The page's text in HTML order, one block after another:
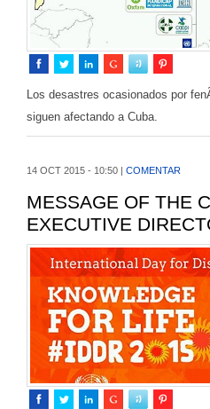
Los desastres ocasionados por
siguen afectando a Cuba.
14 OCT 2015 - 10:50 | COMENTAR
MESSAGE OF THE
EXECUTIVE
OBSERVANCE OF...